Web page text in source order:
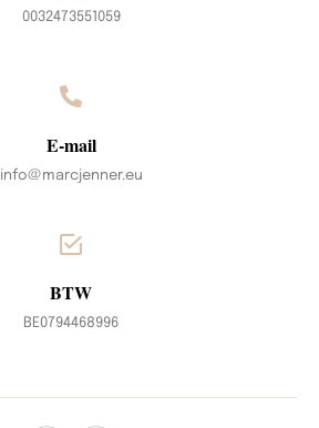
0032473551059
E-mail
info@marcjenner.eu
BTW
BE0794468996